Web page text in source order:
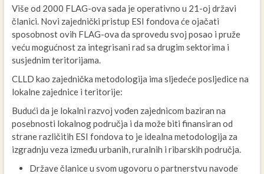
Više od 2000 FLAG-ova sada je operativno u 21-oj državi
članici. Novi zajednički pristup ESI fondova će ojačati
sposobnost ovih FLAG-ova da sprovedu svoj posao i pruže
veću mogućnost za integrisani rad sa drugim sektorima i
susjednim teritorijama.
CLLD kao zajednička metodologija ima sljedeće posljedice na
lokalne zajednice i teritorije:
Budući da je lokalni razvoj vođen zajednicom baziran na
posebnosti lokalnog područja i da može biti finansiran od
strane različitih ESI fondova to je idealna metodologija za
izgradnju veza između urbanih, ruralnih i ribarskih područja.
Države članice u svom ugovoru o partnerstvu navode